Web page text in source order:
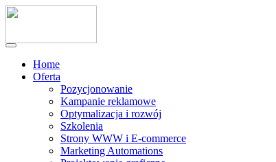
Home
Oferta
Pozycjonowanie
Kampanie reklamowe
Optymalizacja i rozwój
Szkolenia
Strony WWW i E-commerce
Marketing Automations